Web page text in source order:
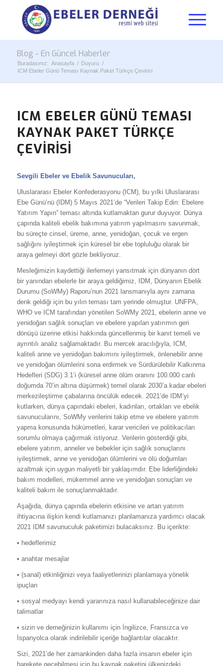
Blog - En Güncel Haberler
Buradasınız: Anasayfa / Duyuru /
ICM Ebeler Günü Teması Kaynak Paket Türkçe Çevirisi
ICM EBELER GÜNÜ TEMASI
KAYNAK PAKET TÜRKÇE
ÇEVIRISI
Sevgili Ebeler ve Ebelik Savunucuları,
Uluslararası Ebeler Konfederasyonu (ICM), bu yılki Uluslararası
Ebe Günü’nü (IDM) 5 Mayıs 2021’de “Verileri Takip Edin: Ebelere
Yatırım Yapın” teması altında kutlamaktan gurur duyuyor. Dünya
çapında kaliteli ebelik bakımına yatırım yapılmasını savunmak,
bu süreçte cinsel, üreme, anne, yenidoğan, çocuk ve ergen
sağlığını iyileştirmek için küresel bir ebe topluluğu olarak bir
araya gelmeyi dört gözle bekliyoruz.
Mesleğimizin kaydettiği ilerlemeyi yansıtmak için dünyanın dört
bir yanından ebelerle bir araya geldiğimiz, IDM, Dünyanın Ebelik
Durumu (SoWMy) Raporu’nun 2021 lansmanıyla aynı zamana
denk geldiği için bu yılın teması tam yerinde olmuştur. UNFPA,
WHO ve ICM tarafından yönetilen SoWMy 2021, ebelerin anne ve
yenidoğan sağlık sonuçları ve ebelere yapılan yatırımın geri
dönüşü üzerine etkisi hakkında güncellenmiş bir kanıt temeli ve
ayrıntılı analiz sağlamaktadır. Bu mercek aracılığıyla, ICM,
kaliteli anne ve yenidoğan bakımını iyileştirmek, önlenebilir anne
ve yenidoğan ölümlerini sona erdirmek ve Sürdürülebilir Kalkınma
Hedefleri (SDG) 3.1’i (küresel anne ölüm oranını 100.000 canlı
doğumda 70’in altına düşürmek) temel olarak 2030’a kadar ebeleri
merkezileştirme çabalarına öncülük edecek. 2021’de IDM’yi
kutlarken, dünya çapındaki ebeleri, kadınları, ortakları ve ebelik
savunucularını, SoWMy verilerini takip etme ve ebelere yatırım
yapma konusunda hükümetleri, karar vericileri ve politikacıları
sorumlu olmaya çağırmak istiyoruz. Verilerin gösterdiği gibi,
ebelere yatırım, anneler ve bebekler için sağlık sonuçlarını
iyileştirmek, anne ve yenidoğan ölümlerini ve ölü doğumları
azaltmak için uygun maliyetli bir yaklaşımdır. Ebe liderliğindeki
bakım modelleri, mükemmel anne ve yenidoğan sonuçları ve
kaliteli bakım ile sonuçlanmaktadır.
Aşağıda, dünya çapında ebelerin etkisine ve artan yatırım
ihtiyacına ilişkin kendi kutlamanızı planlamanıza yardımcı olacak
2021 IDM savunuculuk paketimizi bulacaksınız. Bu içerikte:
• hedeflerimiz
• anahtar mesajlar
• (sanal) etkinliğinizi veya faaliyetlerinizi planlamaya yönelik
ipuçları
• sosyal medyayı kendi yararınıza nasıl kullanabileceğinize dair
talimatlar
• sizin ve derneğinizin kullanımı için İngilizce, Fransızca ve
İspanyolca olarak indirilebilir içeriğe bağlantılar olacaktır.
Sizi, 2021’de her zamankinden daha fazla insanın ebeler için
harekete geçebilmesi için bu kaynak paketini ülkenizdeki